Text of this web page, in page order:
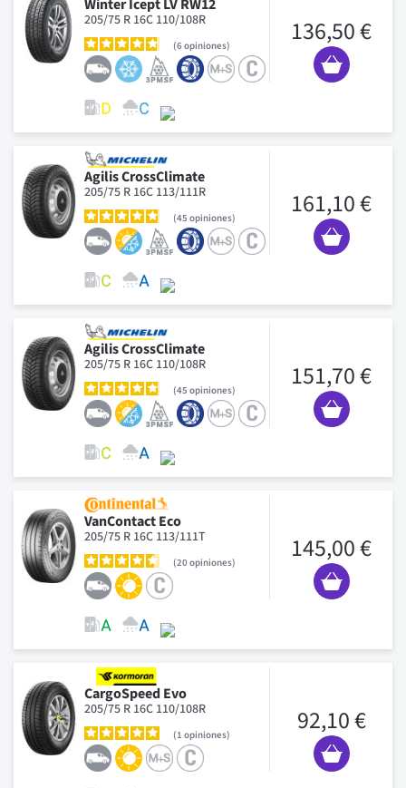
Winter Icept LV RW12
205/75 R 16C 110/108R
6opiniones 136,50 €
Agilis CrossClimate
205/75 R 16C 113/111R
45 opiniones 161,10 €
Agilis CrossClimate
205/75 R 16C 110/108R
45 opiniones 151,70 €
VanContact Eco
205/75 R 16C 113/111T
20opiniones 145,00 €
CargoSpeed Evo
205/75 R 16C 110/108R
1 opiniones 92,10 €